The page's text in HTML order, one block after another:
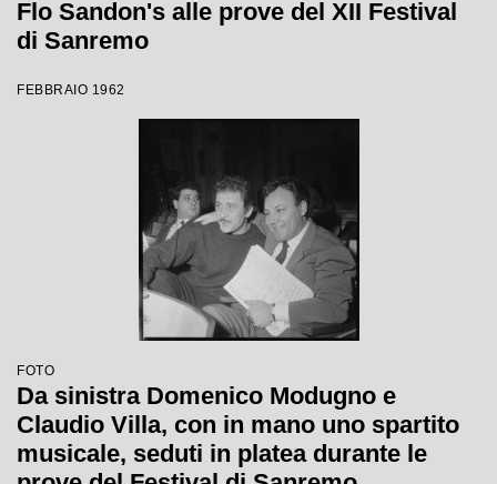
Flo Sandon's alle prove del XII Festival
di Sanremo
FEBBRAIO 1962
FOTO
Da sinistra Domenico Modugno e
Claudio Villa, con in mano uno spartito
musicale, seduti in platea durante le